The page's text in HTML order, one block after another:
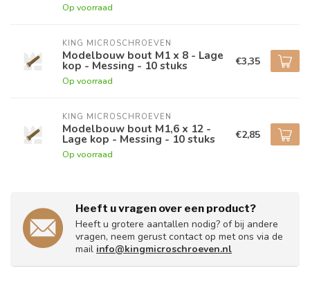
Op voorraad
KING MICROSCHROEVEN
Modelbouw bout M1 x 8 - Lage
kop - Messing - 10 stuks
Op voorraad
€3,35
KING MICROSCHROEVEN
Modelbouw bout M1,6 x 12 -
Lage kop - Messing - 10 stuks
Op voorraad
€2,85
Heeft u vragen over een product?
Heeft u grotere aantallen nodig? of bij andere
vragen, neem gerust contact op met ons via de
mail info@kingmicroschroeven.nl